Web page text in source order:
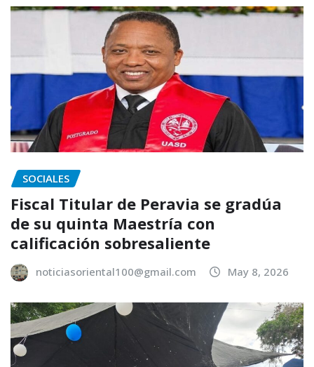
SOCIALES
Fiscal Titular de Peravia se gradúa
de su quinta Maestría con
calificación sobresaliente
noticiasoriental100@gmail.com May 8, 2026